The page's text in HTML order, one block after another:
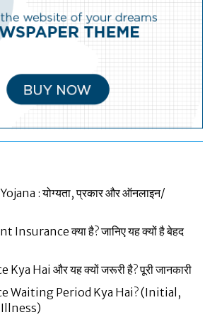
: योग्यता, प्रकार और ऑनलाइन/
क्या है? जानिए यह क्यों है बेहद
Hai और यह क्यों जरूरी है? पूरी जानकारी
Waiting Period Kya Hai? (Initial,
Illness)